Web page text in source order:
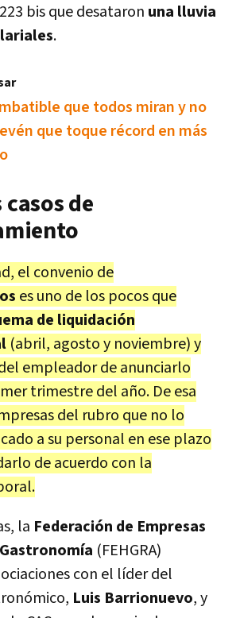
bis que desataron una lluvia
.
que todos miran y no
que toque récord en más
de
el convenio de
es uno de los pocos que
de liquidación
(abril, agosto y noviembre) y
empleador de anunciarlo
trimestre del año. De esa
del rubro que no lo
a su personal en ese plazo
de acuerdo con la
la Federación de Empresas
(FEHGRA)
con el líder del
Luis Barrionuevo, y